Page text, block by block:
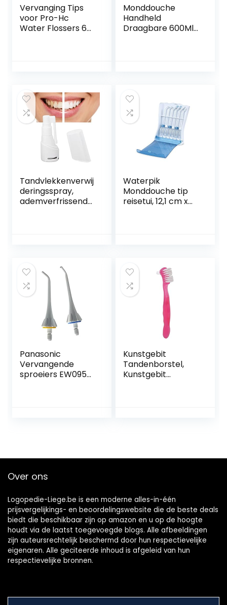
Vervanging Tips
voor Pro-Hc
Water Flossers 6
1 Periodontale Tip, 1
Tandenborstel
Monddouche
Handheld
Draagbare 600Ml
Tandvlekkenverwij
deringsspray,
ademverfrissende
Waterpik
Monddouche tip
reisetui, 12,1 cm x
Panasonic
Vervangende
sproeiers EW0950,
Kunstgebit
Tandenborstel,
Kunstgebit
Over ons
Logopedie-Liege.be is een moderne alles-in-één
prijsvergelijkings- en beoordelingswebsite die de beste deals
biedt die beschikbaar zijn op amazon en u op de hoogte
houdt via de laatst toegevoegde blogs. Alle afbeeldingen
zijn auteursrechtelijk beschermd door hun respectievelijke
eigenaren. Alle geciteerde inhoud is afgeleid van hun
respectievelijke bronnen.